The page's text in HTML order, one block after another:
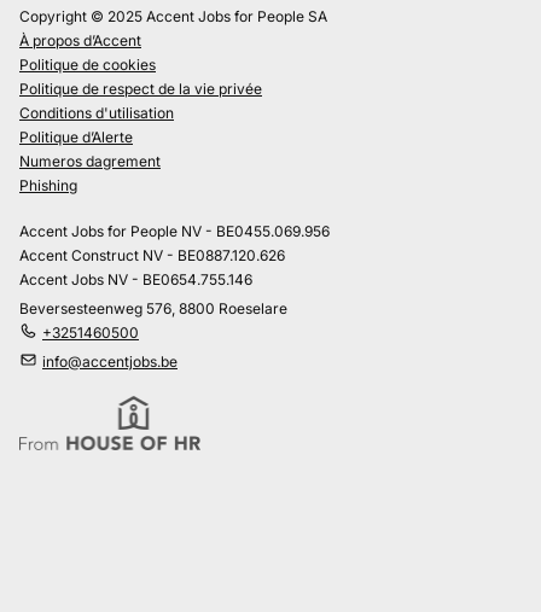
Copyright © 2025 Accent Jobs for People SA
À propos d’Accent
Politique de cookies
Politique de respect de la vie privée
Conditions d'utilisation
Politique d’Alerte
Numeros dagrement
Phishing
Accent Jobs for People NV - BE0455.069.956
Accent Construct NV - BE0887.120.626
Accent Jobs NV - BE0654.755.146
Beversesteenweg 576, 8800 Roeselare
+3251460500
info@accentjobs.be